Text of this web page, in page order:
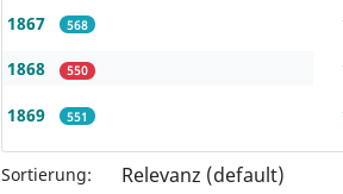
1867 568
1868 550
1869 551
Sortierung: